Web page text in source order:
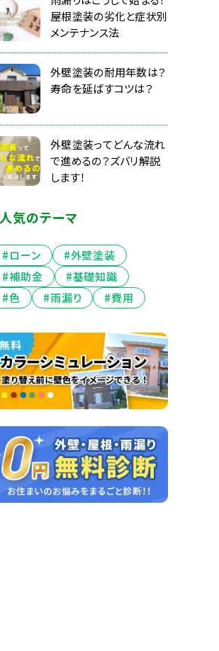
屋根塗装の劣化と症状別
メンテナンス法
外壁塗装の耐用年数は？
寿命を延ばすコツは？
外壁塗装ってどんな流れ
で進めるの？ズバリ解説
します！
人気のテーマ
#ローン
#外壁塗装
#補助金
#基礎知識
#色
#雨漏り #費用